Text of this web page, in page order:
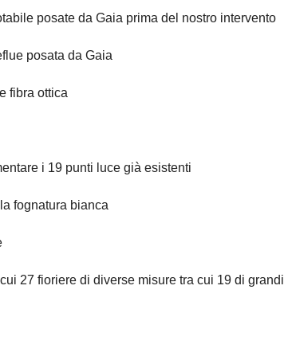
posate da Gaia prima del nostro intervento
posata da Gaia
fibra ottica
i 19 punti luce già esistenti
fognatura bianca
27 fioriere di diverse misure tra cui 19 di grandi